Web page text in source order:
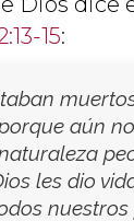
15:
aún
les dio
nuestros